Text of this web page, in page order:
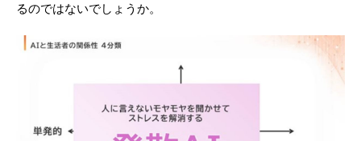
るのではないでしょうか。